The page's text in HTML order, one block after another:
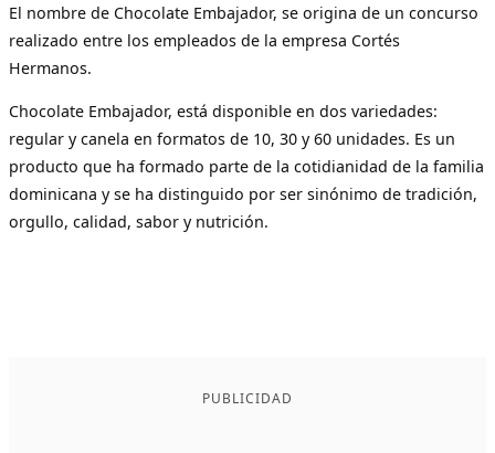
El nombre de Chocolate Embajador, se origina de un concurso
realizado entre los empleados de la empresa Cortés
Hermanos.
Chocolate Embajador, está disponible en dos variedades:
regular y canela en formatos de 10, 30 y 60 unidades. Es un
producto que ha formado parte de la cotidianidad de la familia
dominicana y se ha distinguido por ser sinónimo de tradición,
orgullo, calidad, sabor y nutrición.
PUBLICIDAD